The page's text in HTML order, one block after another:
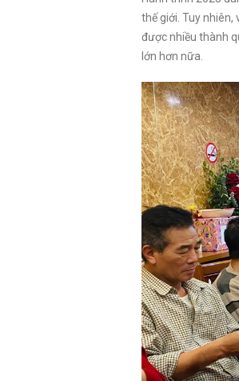
thế giới. Tuy nhiên,
được nhiều thành
lớn hơn nữa.
Văn Phòng Miếu Đầm